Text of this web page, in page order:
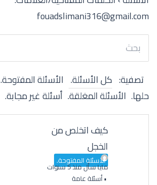
fouadslimani316@gmail.com
تصفية: كل الأسئلة. الأسئلة المفتوحة.
حلها. الأسئلة المغلقة. أسئلة غير مجابة.
كيف اتخلص من
الخجل
الأسئلة المفتوحة.
ماياسأل منذ 5 سنوات
•أسئلة عامة